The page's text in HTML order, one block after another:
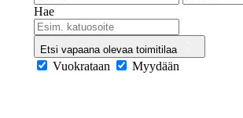
Hae
Etsi vapaana olevaa toimitilaa
Vuokrataan Myydään